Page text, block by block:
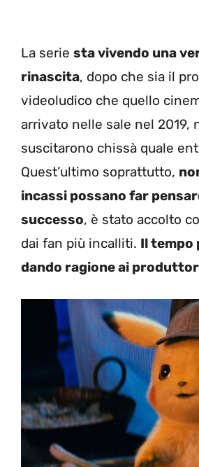
La serie sta vivendo una
rinascita, dopo che sia il
videoludico che quello
arrivato nelle sale nel 2019,
suscitarono chissà quale
Quest’ultimo soprattutto,
incassi possano far
successo, è stato accolto
dai fan più incalliti. Il tempo
dando ragione ai